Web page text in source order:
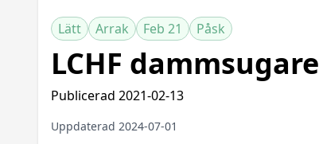
Lätt Arrak Feb 21 Påsk
LCHF dammsugare
Publicerad 2021-02-13
Uppdaterad 2024-07-01